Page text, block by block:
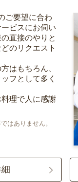
ご要望に合わ
ビスにお伺い
直接のやりと
のリクエスト
はもちろん、
フとして多く
理で人に感謝
はありません。